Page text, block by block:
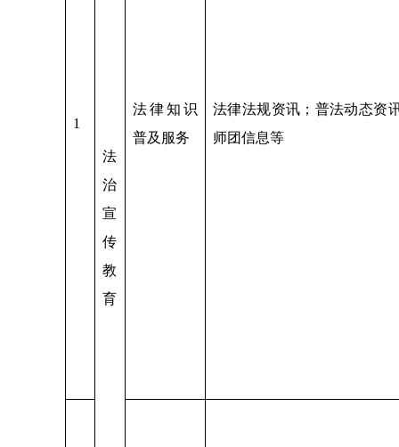
1
法
治
宣
传
教
育
法律知识
普及服务
法律法规资讯；普法动态资
师团信息等